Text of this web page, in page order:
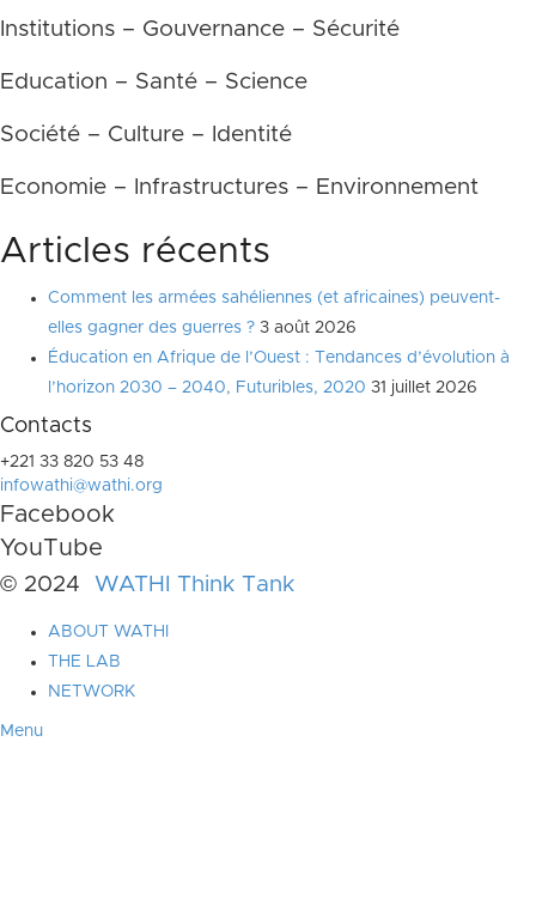
Institutions – Gouvernance – Sécurité
Education – Santé – Science
Société – Culture – Identité
Economie – Infrastructures – Environnement
Articles récents
Comment les armées sahéliennes (et africaines) peuvent-
elles gagner des guerres ? 3 août 2026
Éducation en Afrique de l’Ouest : Tendances d’évolution à
l’horizon 2030 – 2040, Futuribles, 2020 31 juillet 2026
Contacts
+221 33 820 53 48
infowathi@wathi.org
Facebook
YouTube
© 2024 WATHI Think Tank
ABOUT WATHI
THE LAB
NETWORK
Menu